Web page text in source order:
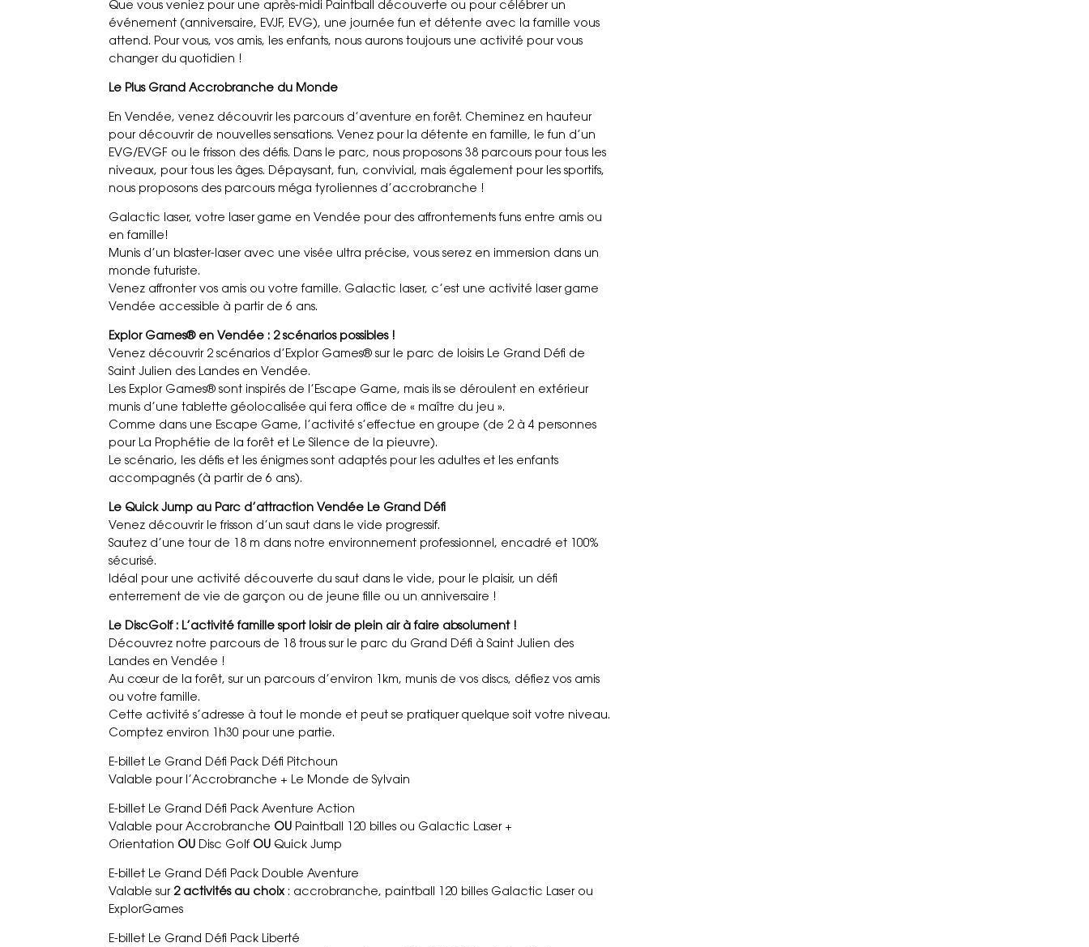
Que vous veniez pour une après-midi Paintball découverte ou pour célébrer un
événement (anniversaire, EVJF, EVG), une journée fun et détente avec la famille vous
attend. Pour vous, vos amis, les enfants, nous aurons toujours une activité pour vous
changer du quotidien !
Le Plus Grand Accrobranche du Monde
En Vendée, venez découvrir les parcours d’aventure en forêt. Cheminez en hauteur
pour découvrir de nouvelles sensations. Venez pour la détente en famille, le fun d’un
EVG/EVGF ou le frisson des défis. Dans le parc, nous proposons 38 parcours pour tous les
niveaux, pour tous les âges. Dépaysant, fun, convivial, mais également pour les sportifs,
nous proposons des parcours méga tyroliennes d’accrobranche !
Galactic laser, votre laser game en Vendée pour des affrontements funs entre amis ou
en famille!
Munis d’un blaster-laser avec une visée ultra précise, vous serez en immersion dans un
monde futuriste.
Venez affronter vos amis ou votre famille. Galactic laser, c’est une activité laser game
Vendée accessible à partir de 6 ans.
Explor Games® en Vendée : 2 scénarios possibles !
Venez découvrir 2 scénarios d’Explor Games® sur le parc de loisirs Le Grand Défi de
Saint Julien des Landes en Vendée.
Les Explor Games® sont inspirés de l’Escape Game, mais ils se déroulent en extérieur
munis d’une tablette géolocalisée qui fera office de « maître du jeu ».
Comme dans une Escape Game, l’activité s’effectue en groupe (de 2 à 4 personnes
pour La Prophétie de la forêt et Le Silence de la pieuvre).
Le scénario, les défis et les énigmes sont adaptés pour les adultes et les enfants
accompagnés (à partir de 6 ans).
Le Quick Jump au Parc d’attraction Vendée Le Grand Défi
Venez découvrir le frisson d’un saut dans le vide progressif.
Sautez d’une tour de 18 m dans notre environnement professionnel, encadré et 100%
sécurisé.
Idéal pour une activité découverte du saut dans le vide, pour le plaisir, un défi
enterrement de vie de garçon ou de jeune fille ou un anniversaire !
Le DiscGolf : L’activité famille sport loisir de plein air à faire absolument !
Découvrez notre parcours de 18 trous sur le parc du Grand Défi à Saint Julien des
Landes en Vendée !
Au cœur de la forêt, sur un parcours d’environ 1km, munis de vos discs, défiez vos amis
ou votre famille.
Cette activité s’adresse à tout le monde et peut se pratiquer quelque soit votre niveau.
Comptez environ 1h30 pour une partie.
E-billet Le Grand Défi Pack Défi Pitchoun
Valable pour l’Accrobranche + Le Monde de Sylvain
E-billet Le Grand Défi Pack Aventure Action
Valable pour Accrobranche OU Paintball 120 billes ou Galactic Laser +
Orientation OU Disc Golf OU Quick Jump
E-billet Le Grand Défi Pack Double Aventure
Valable sur 2 activités au choix : accrobranche, paintball 120 billes Galactic Laser ou
ExplorGames
E-billet Le Grand Défi Pack Liberté